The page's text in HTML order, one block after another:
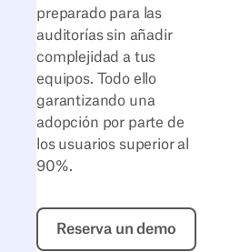
preparado para las
auditorías sin añadir
complejidad a tus
equipos. Todo ello
garantizando una
adopción por parte de
los usuarios superior al
90%.
Reserva un demo
Reserva un demo